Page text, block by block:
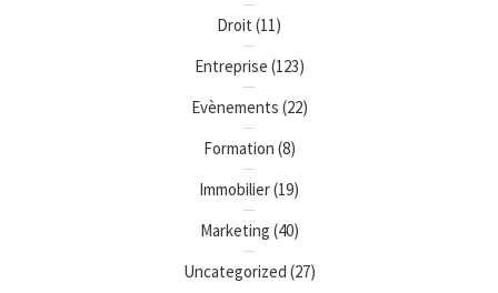
Droit (11)
Entreprise (123)
Evènements (22)
Formation (8)
Immobilier(19)
Marketing (40)
Uncategorized (27)